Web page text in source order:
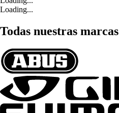
Loading...
Todas nuestras marcas